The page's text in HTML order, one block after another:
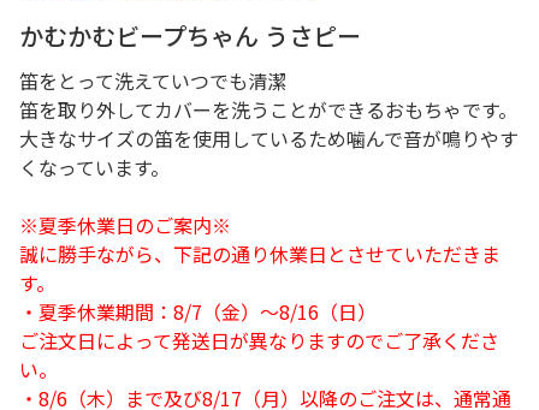
かむかむビープちゃん うさピー
笛をとって洗えていつでも清潔
笛を取り外してカバーを洗うことができるおもちゃです。
大きなサイズの笛を使用しているため噛んで音が鳴りやす
くなっています。
※夏季休業日のご案内※
誠に勝手ながら、下記の通り休業日とさせていただきま
す。
・夏季休業期間：8/7（金）～8/16（日）
ご注文日によって発送日が異なりますのでご了承くださ
い。
・8/6（木）まで及び8/17（月）以降のご注文は、通常通